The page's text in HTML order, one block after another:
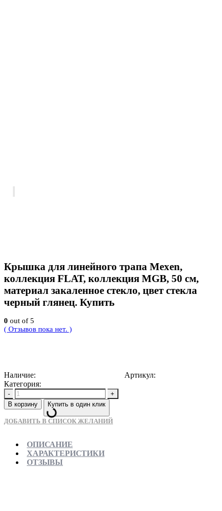
Крышка для линейного трапа Mexen,
коллекция FLAT, коллекция MGB, 50 см,
материал закаленное стекло, цвет стекла
черный глянец. Купить
0 out of 5
( Отзывов пока нет. )
Наличие: Артикул:
Категория:
-
+
В корзину
Купить в один клик
ДОБАВИТЬ В СПИСОК ЖЕЛАНИЙ
ОПИСАНИЕ
ХАРАКТЕРИСТИКИ
ОТЗЫВЫ